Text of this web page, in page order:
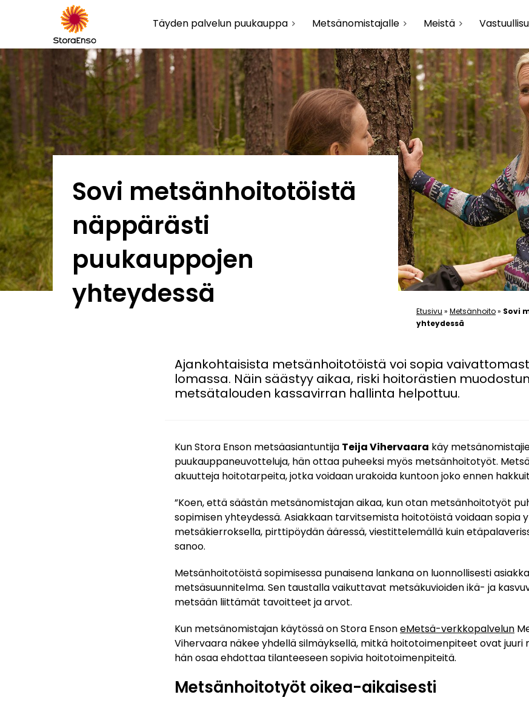
Täyden palvelun puukauppa Metsänomistajalle Meistä
Sovi metsänhoitotöistä
näppärästi
puukauppojen
yhteydessä
Etusivu » Metsänhoito» Sovi
yhteydessä
Ajankohtaisista metsänhoitotöistä voi sopia
lomassa. Näin säästyy aikaa, riski hoitorästien
metsätalouden kassavirran hallinta helpottuu.
Kun Stora Enson metsäasiantuntija Teija Vihervaara käy
puukauppaneuvotteluja, hän ottaa puheeksi myös metsänhoitotyöt.
akuutteja hoitotarpeita, jotka voidaan urakoida kuntoon joko ennen
”Koen, että säästän metsänomistajan aikaa, kun otan metsänhoitotyöt
sopimisen yhteydessä. Asiakkaan tarvitsemista hoitotöistä voidaan sopia
metsäkierroksella, pirttipöydän ääressä, viestittelemällä kuin
sanoo.
Metsänhoitotöistä sopimisessa punaisena lankana on luonnollisesti
metsäsuunnitelma. Sen taustalla vaikuttavat metsäkuvioiden ikä- ja
metsään liittämät tavoitteet ja arvot.
Kun metsänomistajan käytössä on Stora EnsoneMetsä-verkkopalvelun
Vihervaara näkee yhdellä silmäyksellä, mitkä hoitotoimenpiteet ovat juuri
hän osaa ehdottaa tilanteeseen sopivia hoitotoimenpiteitä.
Metsänhoitotyöt oikea-aikaisesti